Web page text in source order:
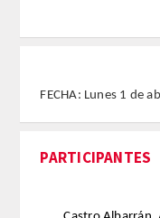
DERECHO
CIENCIAS
FECHA: Lunes 1 de
PARTICIPANTES